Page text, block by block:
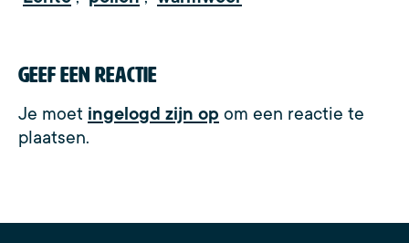
Geef een reactie
Je moet ingelogd zijn op om een reactie te
plaatsen.